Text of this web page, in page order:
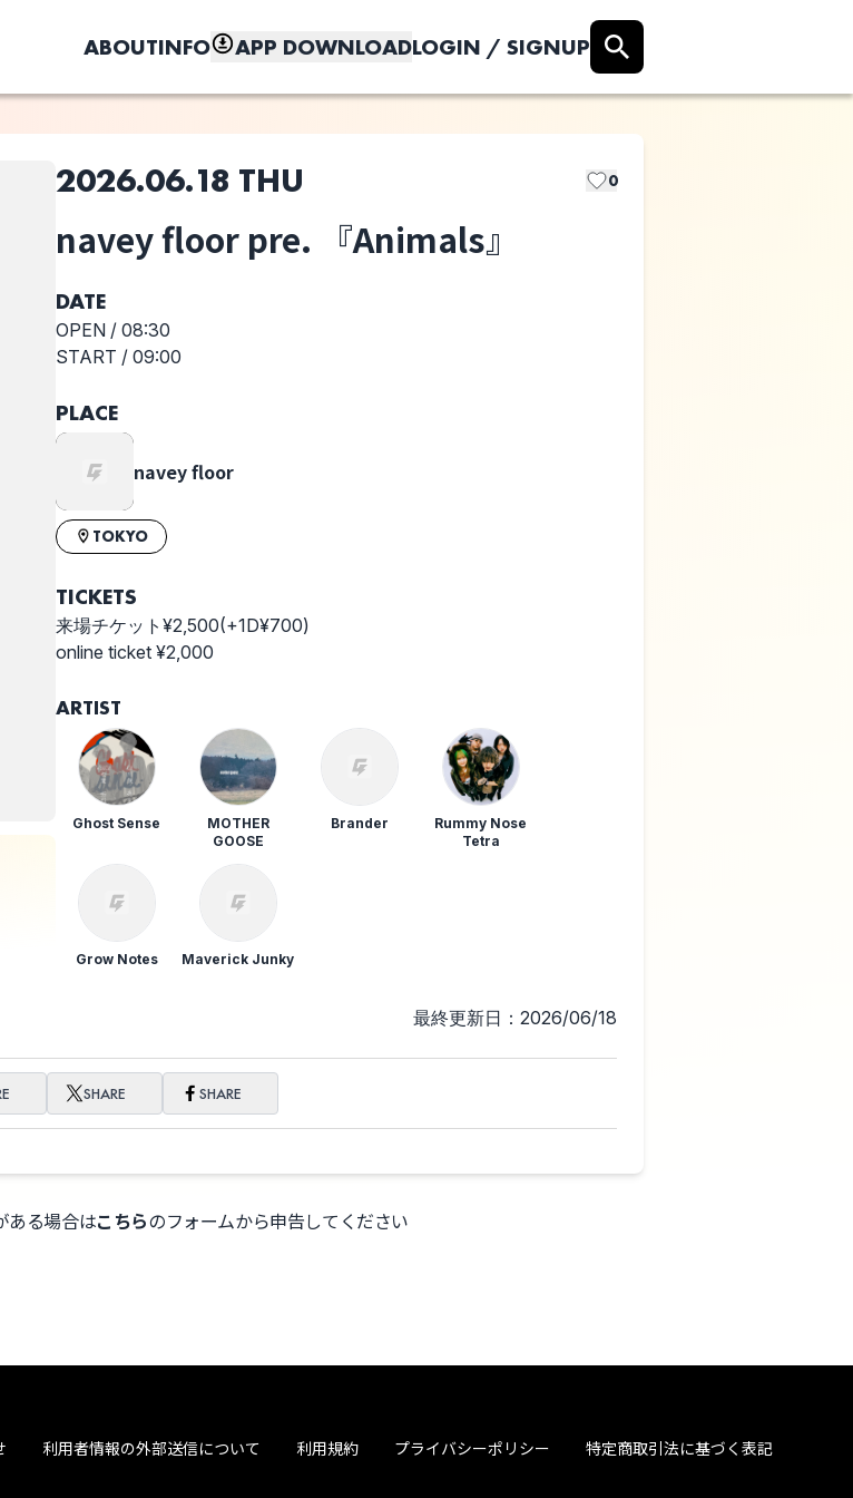
ABOUTINFO APP DOWNLOADLOGIN / SIGNUP
Brander
Rummy Nose
2026.06.18 THU 0
navey floor pre. 『Animals』
DATE
OPEN / 08:30
START / 09:00
PLACE
navey floor
TOKYO
TICKETS
来場チケット¥2,500(+1D¥700)
online ticket ¥2,000
ARTIST
Ghost Sense
MOTHER
GOOSE
Brander
Rummy Nose
Tetra
Grow Notes Maverick Junky
最終更新日：2026/06/18
SHARE SHARE
ある場合はこちらのフォームから申告してください
ライブの取り置きは終了しました
利用者情報の外部送信について 利用規約 プライバシーポリシー 特定商取引法に基づく表記